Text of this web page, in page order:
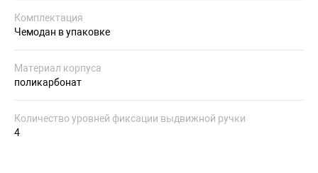
Комплектация
Чемодан в упаковке
Материал корпуса
поликарбонат
Количество уровней фиксации выдвижной ручки
4